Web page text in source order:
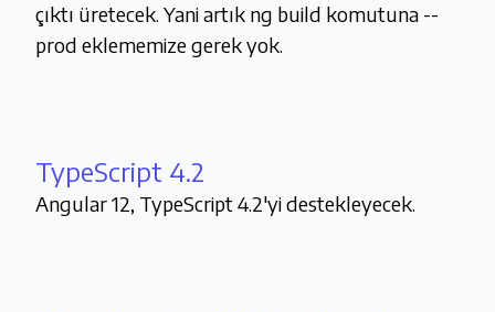
çıktı üretecek. Yani artık ng build komutuna --
prod eklememize gerek yok.
TypeScript 4.2
Angular 12, TypeScript 4.2'yi destekleyecek.